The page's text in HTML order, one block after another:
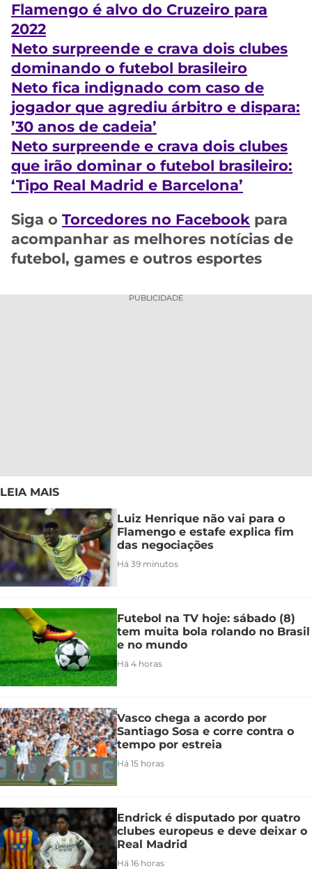
Flamengo é alvo do Cruzeiro para
2022
Neto surpreende e crava dois clubes
dominando o futebol brasileiro
Neto fica indignado com caso de
jogador que agrediu árbitro e dispara:
’30 anos de cadeia’
Neto surpreende e crava dois clubes
que irão dominar o futebol brasileiro:
‘Tipo Real Madrid e Barcelona’
Siga o Torcedores no Facebook para
acompanhar as melhores notícias de
futebol, games e outros esportes
PUBLICIDADE
LEIA MAIS
Luiz Henrique não vai para o
Flamengo e estafe explica fim
das negociações
Há 39 minutos
Futebol na TV hoje: sábado (8)
tem muita bola rolando no Brasil
e no mundo
Há 4 horas
Vasco chega a acordo por
Santiago Sosa e corre contra o
tempo por estreia
Há 15 horas
Endrick é disputado por quatro
clubes europeus e deve deixar o
Real Madrid
Há 16 horas